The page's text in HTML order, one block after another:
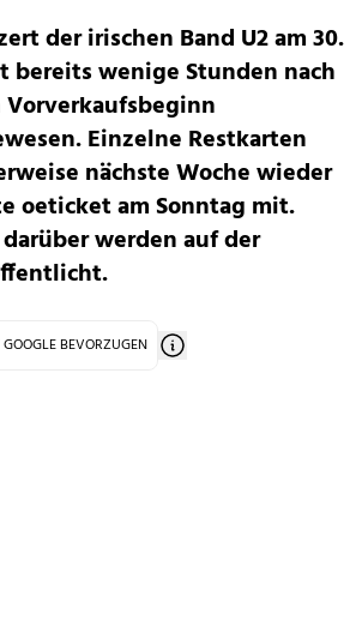
der irischen Band U2 am 30.
bereits wenige Stunden nach
Einzelne Restkarten
nächste Woche wieder
oeticket am Sonntag mit.
werden auf der
BEVORZUGEN